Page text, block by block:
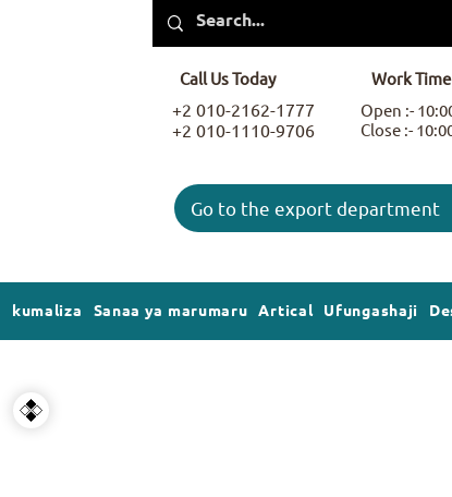
Call Us Today
+2 010-2162-1777
+2 010-1110-9706
Work Time
Open :-
Close :-
Go to the export department
kumaliza Sanaa ya marumaru Artical Ufungashaji